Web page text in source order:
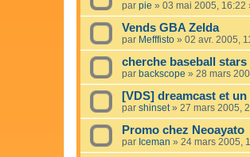
par pie » 03 mai 2005, 16:22
Vends GBA Zelda
par Mefffisto » 02 avr. 2005,
cherche baseball
par backscope » 28 mars
[VDS] dreamcast et
par shinset» 27 mars 2005,
Promo chez Neoayato
par Iceman » 24 mars 2005,